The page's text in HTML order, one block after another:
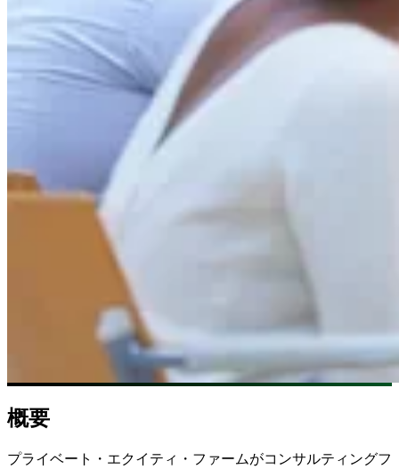
概要
プライベート・エクイティ・ファームがコンサルティングフ